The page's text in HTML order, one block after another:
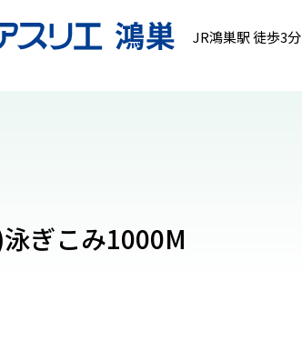
JR鴻巣駅 徒歩3分
ぎこみ1000M